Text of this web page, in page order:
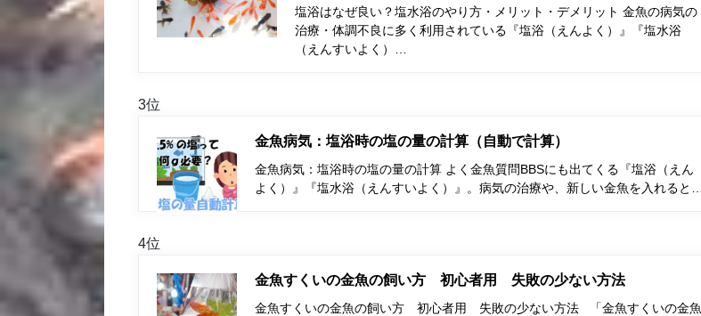
塩浴はなぜ良い？塩水浴のやり方・メリット・デメリット 金魚の病気の
治療・体調不良に多く利用されている『塩浴（えんよく）』『塩水浴
（えんすいよく）…
3位
金魚病気：塩浴時の塩の量の計算（自動で計算）
金魚病気：塩浴時の塩の量の計算 よく金魚質問BBSにも出てくる『塩浴（えん
よく）』『塩水浴（えんすいよく）』。病気の治療や、新しい金魚を入れると…
4位
金魚すくいの金魚の飼い方 初心者用 失敗の少ない方法
金魚すくいの金魚の飼い方 初心者用 失敗の少ない方法 「金魚すくいの金魚